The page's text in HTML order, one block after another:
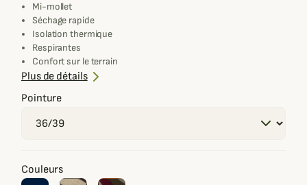
Mi-mollet
Séchage rapide
Isolation thermique
Respirantes
Confort sur le terrain
Haute performance
Plus de détails
Pointure
Couleurs